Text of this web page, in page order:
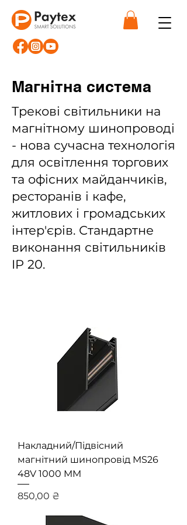
Магнітна система
Трекові світильники на
магнітному шинопроводі
- нова сучасна технологія
для освітлення торгових
та офісних майданчиків,
ресторанів і кафе,
житлових і громадських
інтер'єрів. Стандартне
виконання світильників
IP 20.
Накладний/Підвісний
магнітний шинопровід MS26
48V 1000 MM
Ціна
850,00 ₴